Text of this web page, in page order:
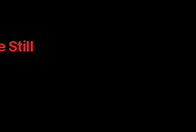
Still